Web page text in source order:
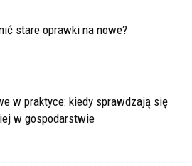
stare oprawki na nowe?
w praktyce: kiedy sprawdzają się
w gospodarstwie